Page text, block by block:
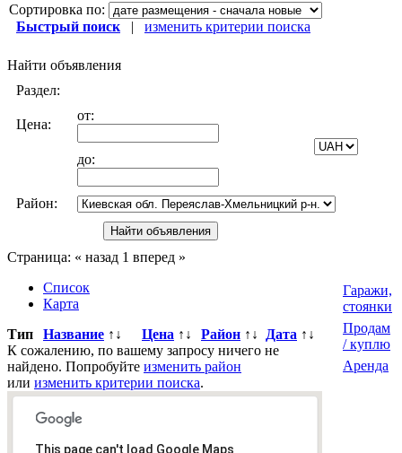
Сортировка по:
Быстрый поиск | изменить критерии поиска
Найти объявления
Раздел:
Цена:
от:
до:
Район:
Страница: « назад 1 вперед »
Список
Карта
Тип
Название ↑↓ Цена ↑↓ Район ↑↓ Дата ↑↓
К сожалению, по вашему запросу ничего не
найдено. Попробуйте изменить район
или изменить критерии поиска.
This page can't load Google Maps
Гаражи,
стоянки
Продам
/ куплю
Аренда
Всего0объявлений.
Страница: « назад 1 вперед »